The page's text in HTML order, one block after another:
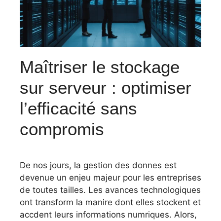
Maîtriser le stockage
sur serveur : optimiser
l’efficacité sans
compromis
De nos jours, la gestion des donnes est
devenue un enjeu majeur pour les entreprises
de toutes tailles. Les avances technologiques
ont transform la manire dont elles stockent et
accdent leurs informations numriques. Alors,